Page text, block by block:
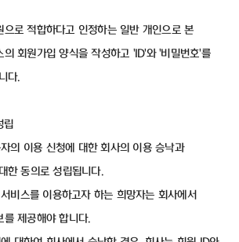
으로 적합하다고 인정하는 일반 개인으로 본
의 회원가입 양식을 작성하고 'ID'와 '비밀번호'를
다.
립
의 이용 신청에 대한 회사의 이용 승낙과
한 동의로 성립됩니다.
비스를 이용하고자 하는 희망자는 회사에서
를 제공해야 합니다.